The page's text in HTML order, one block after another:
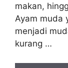
makan,
Ayam muda
menjadi
kurang …